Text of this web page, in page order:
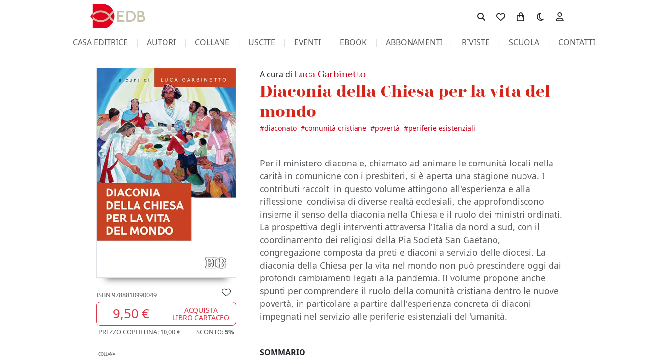
Toggle theme
CASA EDITRICE AUTORI COLLANE USCITE EVENTI EBOOK ABBONAMENTI RIVISTE SCUOLA CONTATTI
ISBN 9788810990049
9,50 € ACQUISTA
LIBRO CARTACEO
PREZZO COPERTINA:10,00 € SCONTO:5%
COLLANA
A cura diLuca Garbinetto
Diaconia della Chiesa per la vita del
mondo
#diaconato #comunità cristiane #povertà #periferie esistenziali
Per il ministero diaconale, chiamato ad animare le comunità locali nella
carità in comunione con i presbiteri, si è aperta una stagione nuova. I
contributi raccolti in questo volume attingono all'esperienza e alla
riflessione condivisa di diverse realtà ecclesiali, che approfondiscono
insieme il senso della diaconia nella Chiesa e il ruolo dei ministri ordinati.
La prospettiva degli interventi attraversa l'Italia da nord a sud, con il
coordinamento dei religiosi della Pia Società San Gaetano,
congregazione composta da preti e diaconi a servizio delle diocesi. La
diaconia della Chiesa per la vita nel mondo non può prescindere oggi dai
profondi cambiamenti legati alla pandemia. Il volume propone anche
spunti per comprendere il ruolo della comunità cristiana dentro le nuove
povertà, in particolare a partire dall'esperienza concreta di diaconi
impegnati nel servizio alle periferie esistenziali dell'umanità.
SOMMARIO